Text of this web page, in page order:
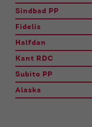
Sindbad PP
Fidelis
Halfdan
Kant RDC
Subito PP
Alaska